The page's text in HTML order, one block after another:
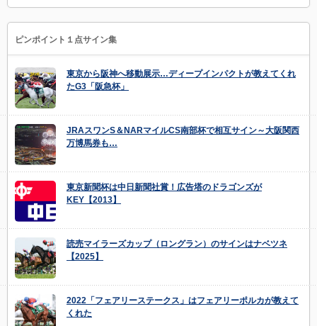
ピンポイント１点サイン集
東京から阪神へ移動展示…ディープインパクトが教えてくれ
たG3「阪急杯」
JRAスワンS＆NARマイルCS南部杯で相互サイン～大阪関西
万博馬券も…
東京新聞杯は中日新聞社賞！広告塔のドラゴンズが
KEY【2013】
読売マイラーズカップ（ロングラン）のサインはナベツネ
【2025】
2022「フェアリーステークス」はフェアリーポルカが教えて
くれた